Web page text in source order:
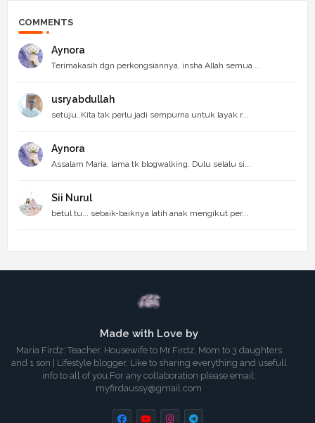
COMMENTS
Aynora
Terimakasih dgn perkongsiannya, insha Allah semua ...
usryabdullah
setuju..Kita tak perlu jadi sempurna untuk layak r...
Aynora
Assalam Maria, lama tk blogwalking. Dulu selalu si...
Sii Nurul
betul tu... sebaik-baiknya latih anak mengikut per...
Made with Love by
Maria Firdz: Teacher, Housewife to Mr.Firdz, Mom to 3 daughters
and 1 son | Lifestyle blogger, Like to sharing everything and usefull
info to all of you.For any collaboration please email:
myfirdaussy@gmail.com